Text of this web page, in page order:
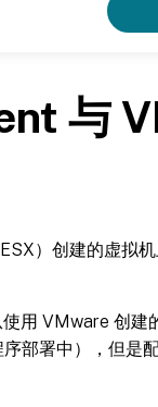
与
）创建的虚拟
用 VMware 创建
部署中），但是